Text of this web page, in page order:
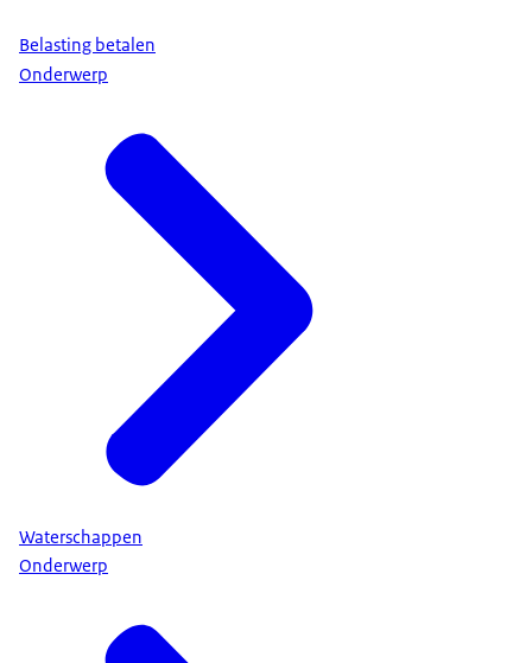
Belasting betalen
Onderwerp
Waterschappen
Onderwerp